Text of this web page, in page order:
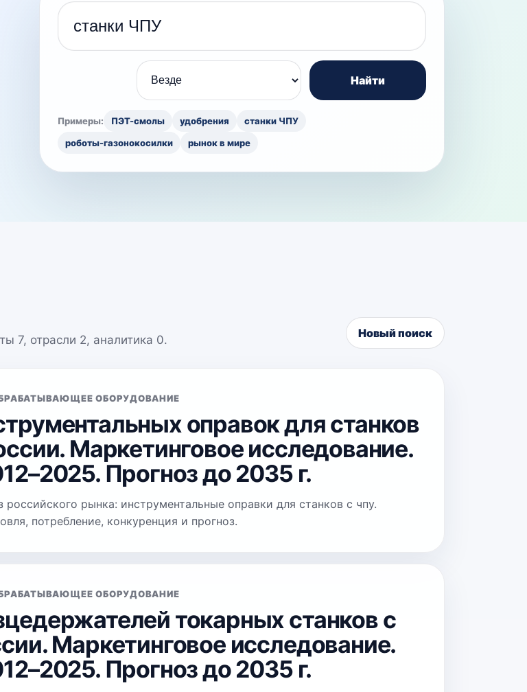
Поисковый запрос
Найти
Примеры: ПЭТ-смолы удобрения
станки ЧПУ
роботы-газонокосилки
рынок в мире
7, отрасли 2, аналитика 0. Новый поиск
ОБОРУДОВАНИЕ
оправок для станков
Маркетинговое исследование.
Прогноз до 2035 г.
российского рынка: инструментальные оправки для станков с чпу.
потребление, конкуренция и прогноз.
ОБОРУДОВАНИЕ
токарных станков с
Маркетинговое исследование.
Прогноз до 2035 г.